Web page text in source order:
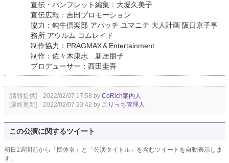
宣伝・パンフレット編集：大堀久美子
宣伝広報：吉田プロモーション
協力：鈍牛倶楽部 アパッチ ユマニテ 大人計画 阪口京子事
務所 アウルム コムレイド
制作協力：PRAGMAX＆Entertainment
制作：佐々木康志 新居朋子
プロデューサー：西田圭吾
[情報提供] 2022/02/07 17:58 by CoRich案内人
[最終更新] 2022/02/07 23:42 by こりっち管理人
この公演に関するツイート
初日1週間前から「団体名」と「公演タイトル」を含むツイートを自動表示しま
す。